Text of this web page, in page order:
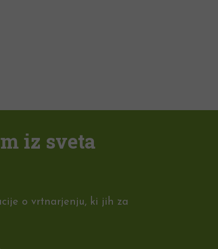
iz sveta
o vrtnarjenju, ki jih za